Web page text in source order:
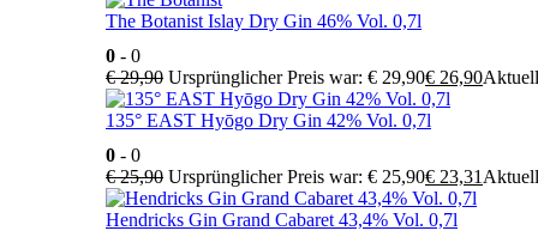
The Botanist Islay Dry Gin 46% Vol. 0,7l
0 - 0
€29,90 Ursprünglicher Preis war: € 29,90€ 26,90
135° EAST Hyōgo Dry Gin 42% Vol. 0,7l
0 - 0
€25,90 Ursprünglicher Preis war: € 25,90€ 23,31
Hendricks Gin Grand Cabaret 43,4% Vol. 0,7l